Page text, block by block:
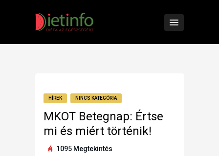
HÍREK NINCS KATEGÓRIA
MKOT Betegnap: Értse
mi és miért történik!
1095 Megtekintés